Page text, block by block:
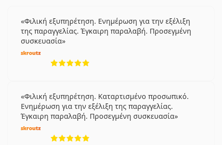
Φιλική εξυπηρέτηση. Ενημέρωση για την εξέλιξη
της παραγγελίας. Έγκαιρη παραλαβή. Προσεγμένη
συσκευασία
Φιλική εξυπηρέτηση. Καταρτισμένο προσωπικό.
Ενημέρωση για την εξέλιξη της παραγγελίας.
Έγκαιρη παραλαβή. Προσεγμένη συσκευασία